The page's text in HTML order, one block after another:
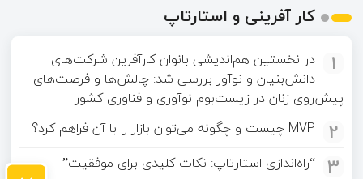
کار آفرینی و استارتاپ
1
در نخستین هم‌اندیشی بانوان کارآفرین شرکت‌های
دانش‌بنیان و نوآور بررسی شد: چالش‌ها و فرصت‌های
پیش‌روی زنان در زیست‌بوم نوآوری و فناوری کشور
2 MVP چیست و چگونه می‌توان بازار را با آن فراهم کرد؟
3 “راه‌اندازی استارتاپ: نکات کلیدی برای موفقیت”